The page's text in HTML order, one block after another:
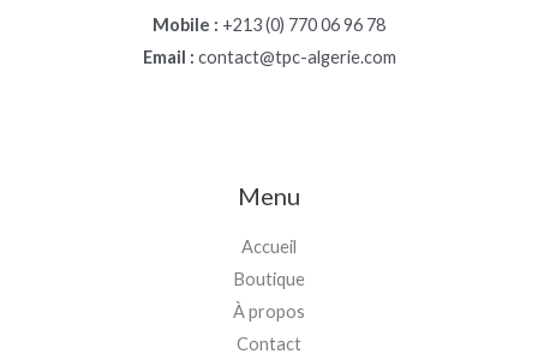
Mobile : +213 (0) 770 06 96 78
Email : contact@tpc-algerie.com
Menu
Accueil
Boutique
À propos
Contact